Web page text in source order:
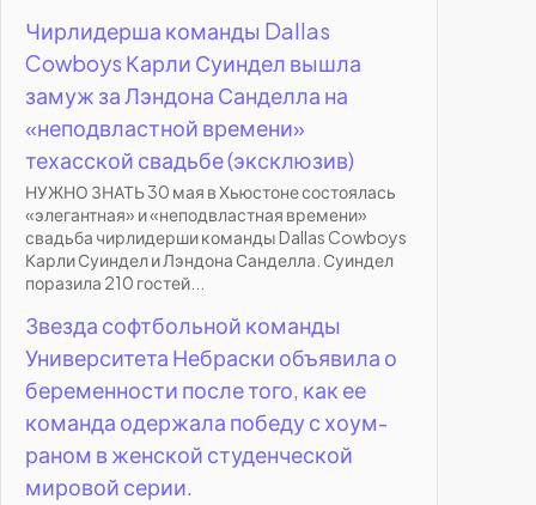
Чирлидерша команды Dallas
Cowboys Карли Суиндел вышла
замуж за Лэндона Санделла на
«неподвластной времени»
техасской свадьбе (эксклюзив)
НУЖНО ЗНАТЬ 30 мая в Хьюстоне состоялась
«элегантная» и «неподвластная времени»
свадьба чирлидерши команды Dallas Cowboys
Карли Суиндел и Лэндона Санделла. Суиндел
поразила 210 гостей...
Звезда софтбольной команды
Университета Небраски объявила о
беременности после того, как ее
команда одержала победу с хоум-
раном в женской студенческой
мировой серии.